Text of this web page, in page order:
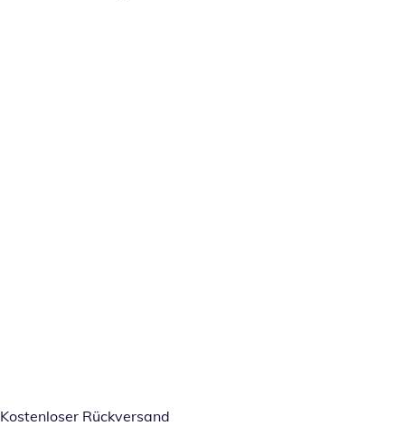
Kostenloser Rückversand